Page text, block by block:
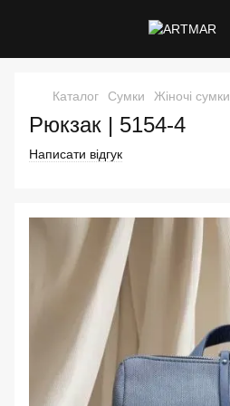
Каталог Сумки Жіночі сумки
Рюкзак | 5154-4
Написати відгук